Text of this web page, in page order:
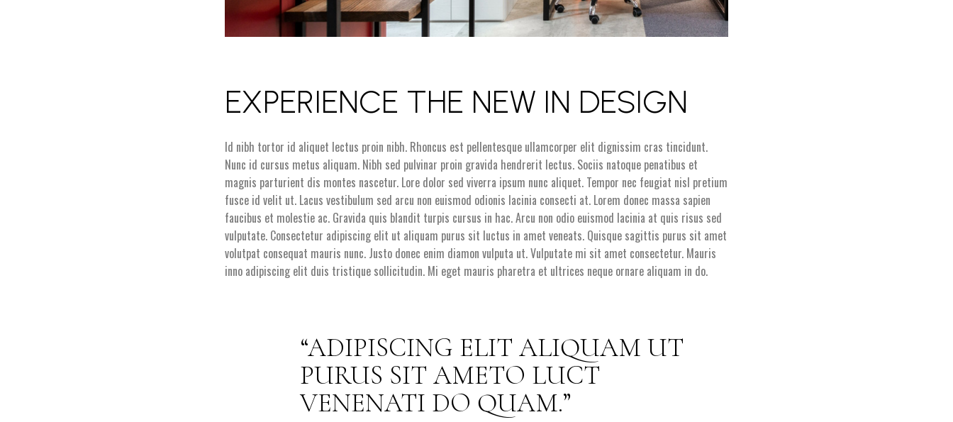
EXPERIENCE THE NEW IN DESIGN
Id nibh tortor id aliquet lectus proin nibh. Rhoncus est pellentesque ullamcorper elit dignissim cras tincidunt.
Nunc id cursus metus aliquam. Nibh sed pulvinar proin gravida hendrerit lectus. Sociis natoque penatibus et
magnis parturient dis montes nascetur. Lore dolor sed viverra ipsum nunc aliquet. Tempor nec feugiat nisl pretium
fusce id velit ut. Lacus vestibulum sed arcu non euismod odionis lacinia consecti at. Lorem donec massa sapien
faucibus et molestie ac. Gravida quis blandit turpis cursus in hac. Arcu non odio euismod lacinia at quis risus sed
vulputate. Consectetur adipiscing elit ut aliquam purus sit luctus in amet veneats. Quisque sagittis purus sit amet
volutpat consequat mauris nunc. Justo donec enim diamon vulputa ut. Vulputate mi sit amet consectetur. Mauris
inno adipiscing elit duis tristique sollicitudin. Mi eget mauris pharetra et ultrices neque ornare aliquam in do.
ADIPISCING ELIT ALIQUAM UT
PURUS SIT AMETO LUCT
VENENATI DO QUAM.